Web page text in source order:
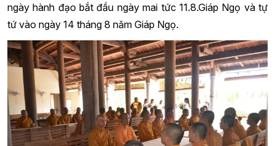
ngày hành đạo bắt đầu ngày mai tức 11.8.Giáp Ngọ và tự
tứ vào ngày 14 tháng 8 năm Giáp Ngọ.